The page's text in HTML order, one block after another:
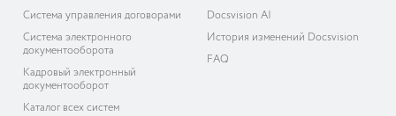
Система управления договорами
Система электронного
документооборота
Кадровый электронный
документооборот
Каталог всех систем
Docsvision AI
История изменений Docsvision
FAQ